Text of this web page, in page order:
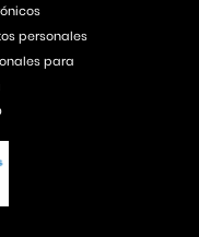
personales
para